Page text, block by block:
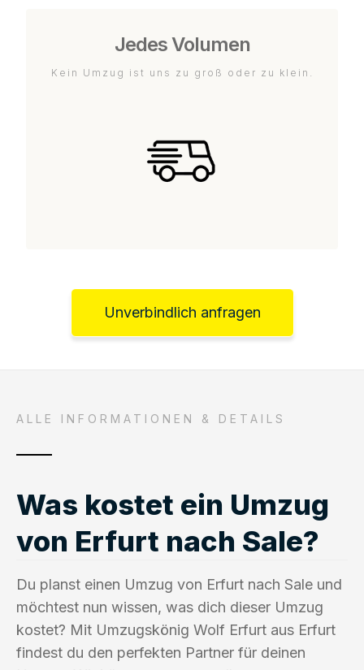
Jedes Volumen
Kein Umzug ist uns zu groß oder zu klein.
Unverbindlich anfragen
ALLE INFORMATIONEN & DETAILS
Was kostet ein Umzug
von Erfurt nach Sale?
Du planst einen Umzug von Erfurt nach Sale und
möchtest nun wissen, was dich dieser Umzug
kostet? Mit Umzugskönig Wolf Erfurt aus Erfurt
findest du den perfekten Partner für deinen